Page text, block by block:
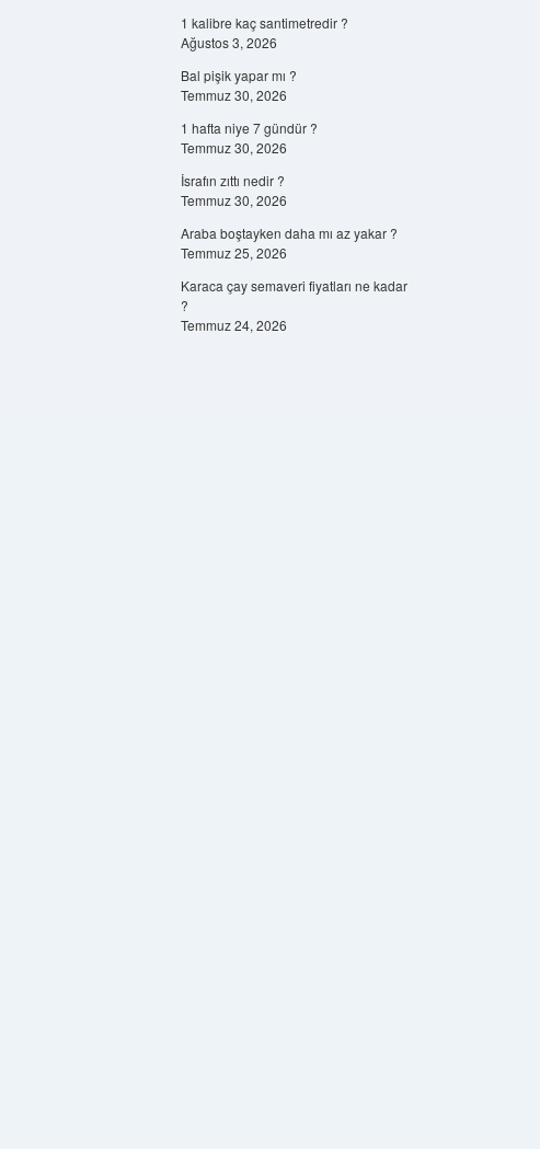
1 kalibre kaç santimetredir ?
Ağustos 3, 2026
Bal pişik yapar mı ?
Temmuz 30, 2026
1 hafta niye 7 gündür ?
Temmuz 30, 2026
İsrafın zıttı nedir ?
Temmuz 30, 2026
Araba boştayken daha mı az yakar ?
Temmuz 25, 2026
Karaca çay semaveri fiyatları ne kadar
?
Temmuz 24, 2026